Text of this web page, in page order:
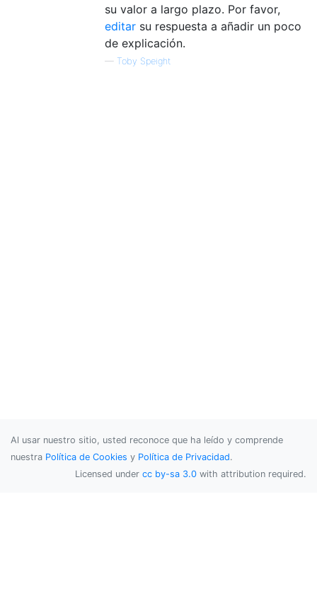
su valor a largo plazo. Por favor,
editar su respuesta a añadir un poco
de explicación.
— Toby Speight
Al usar nuestro sitio, usted reconoce que ha leído y comprende
nuestra Política de Cookies y Política de Privacidad.
Licensed under cc by-sa 3.0 with attribution required.